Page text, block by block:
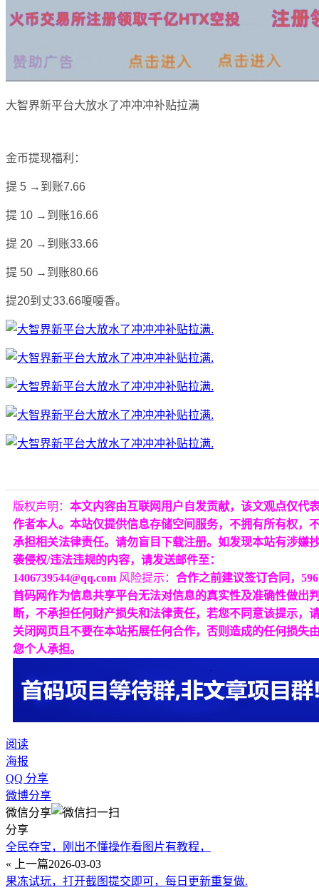
大智界新平台大放水了冲冲冲补贴拉满
金币提现福利：
提 5 →到账7.66
提 10 →到账16.66
提 20 →到账33.66
提 50 →到账80.66
提20到丈33.66嗄嗄香。
版权声明： 本文内容由互联网用户自发贡献，该文观点仅代
作者本人。本站仅提供信息存储空间服务，不拥有所有权，
承担相关法律责任。请勿盲目下载注册。如发现本站有涉嫌
袭侵权/违法违规的内容，请发送邮件至：
1406739544@qq.com 风险提示： 合作之前建议签订合同，596
首码网作为信息共享平台无法对信息的真实性及准确性做出
断，不承担任何财产损失和法律责任，若您不同意该提示，
关闭网页且不要在本站拓展任何合作，否则造成的任何损失
您个人承担。
阅读
海报
QQ 分享
微博分享
微信分享
分享
全民夺宝，刚出不懂操作看图片有教程，
« 上一篇2026-03-03
果冻试玩，打开截图提交即可，每日更新重复做.